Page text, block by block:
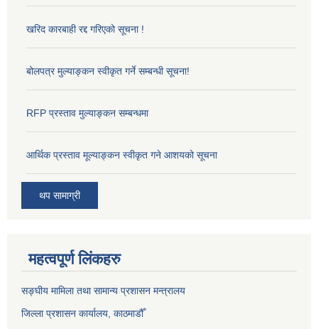
खरिद कारबाही रद्द गरिएको सूचना !
बोलपत्र मुल्याङ्कन स्वीकृत गर्ने सम्बन्धी सूचना!
RFP प्रस्ताव मुल्याङ्कन सम्बन्धमा
आर्थिक प्रस्ताव मूल्याङ्कन स्वीकृत गने आशयको सूचना
थप सामाग्री
महत्वपूर्ण लिंकहरु
सङ्‍घीय मामिला तथा सामान्य प्रशासन मन्त्रालय
जिल्ला प्रशासन कार्यालय, काठमाडौँ